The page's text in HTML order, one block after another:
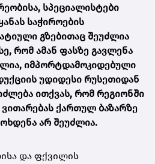
სპეციალისტები
საჭიროების
გზებითაც შეუძლია
რომ ამან ფასზე გავლენა
იმპორტდამოკიდებული
უდიდესი რუსეთიდან
ითქვას, რომ რეგიონში
ქართულ ბაზარზე
არ შეუძლია.
და ფქვილის